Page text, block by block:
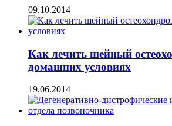
09.10.2014
Как лечить шейный
домашних условиях
19.06.2014